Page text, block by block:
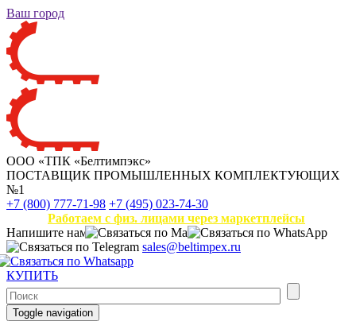
Ваш город
ООО «ТПК «Белтимпэкс»
ПОСТАВЩИК ПРОМЫШЛЕННЫХ КОМПЛЕКТУЮЩИХ
№1
+7 (800) 777-71-98 +7 (495) 023-74-30
Работаем с физ. лицами через маркетплейсы
Напишите нам
sales@beltimpex.ru
КУПИТЬ
Toggle navigation